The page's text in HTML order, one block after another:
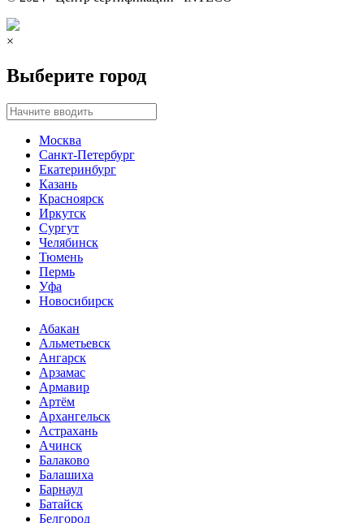
×
Выберите город
Москва
Санкт-Петербург
Екатеринбург
Казань
Красноярск
Иркутск
Сургут
Челябинск
Тюмень
Пермь
Уфа
Новосибирск
Абакан
Альметьевск
Ангарск
Арзамас
Армавир
Артём
Архангельск
Астрахань
Ачинск
Балаково
Балашиха
Барнаул
Батайск
Белгород